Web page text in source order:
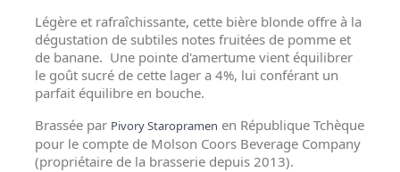
Légère et rafraîchissante, cette bière blonde offre à la
dégustation de subtiles notes fruitées de pomme et
de banane. Une pointe d'amertume vient équilibrer
le goût sucré de cette lager a 4%, lui conférant un
parfait équilibre en bouche.
Brassée par Pivory Staropramen en République Tchèque
pour le compte de Molson Coors Beverage Company
(propriétaire de la brasserie depuis 2013).